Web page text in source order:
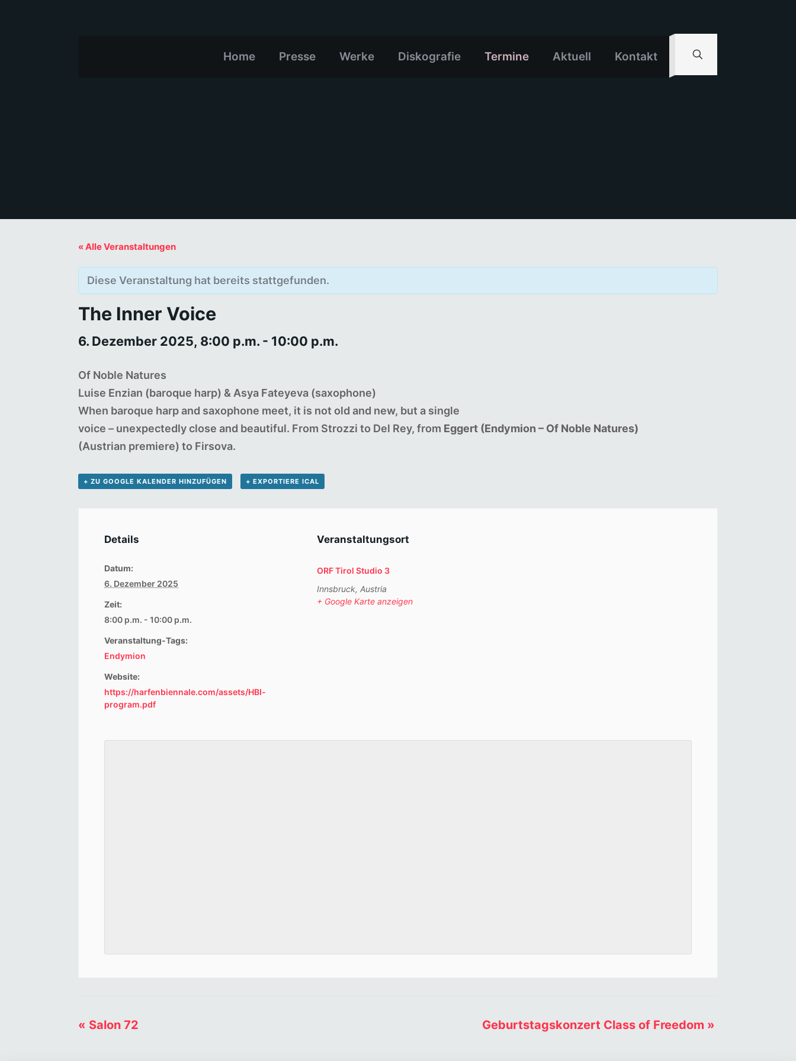
Home Presse Werke Diskografie Termine Aktuell Kontakt
« Alle Veranstaltungen
Diese Veranstaltung hat bereits stattgefunden.
The Inner Voice
6. Dezember 2025, 8:00 p.m. - 10:00 p.m.
Of Noble Natures
Luise Enzian (baroque harp) & Asya Fateyeva (saxophone)
When baroque harp and saxophone meet, it is not old and new, but a single
voice – unexpectedly close and beautiful. From Strozzi to Del Rey, from Eggert (Endymion – Of Noble Natures)
(Austrian premiere) to Firsova.
+ ZU GOOGLE KALENDER HINZUFÜGEN + EXPORTIERE ICAL
Details
Datum:
6. Dezember 2025
Zeit:
8:00 p.m. - 10:00 p.m.
Veranstaltung-Tags:
Endymion
Website:
https://harfenbiennale.com/assets/HBI-
program.pdf
Veranstaltungsort
ORF Tirol Studio 3
Innsbruck, Austria
+ Google Karte anzeigen
« Salon 72 Geburtstagskonzert Class of Freedom »